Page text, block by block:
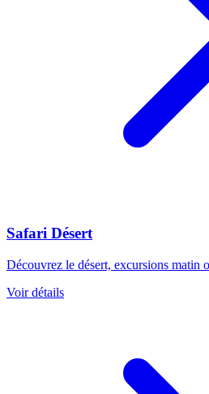
Safari Désert
Découvrez le désert, excursions matin
Voir détails